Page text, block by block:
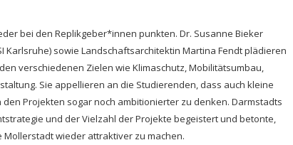
bei den Replikgeber*innen punkten. Dr. Susanne Bieker
sowie Landschaftsarchitektin Martina Fendt plädieren
verschiedenen Zielen wie Klimaschutz, Mobilitätsumbau,
Sie appellieren an die Studierenden, dass auch kleine
Projekten sogar noch ambitionierter zu denken. Darmstadts
und der Vielzahl der Projekte begeistert und betonte,
wieder attraktiver zu machen.